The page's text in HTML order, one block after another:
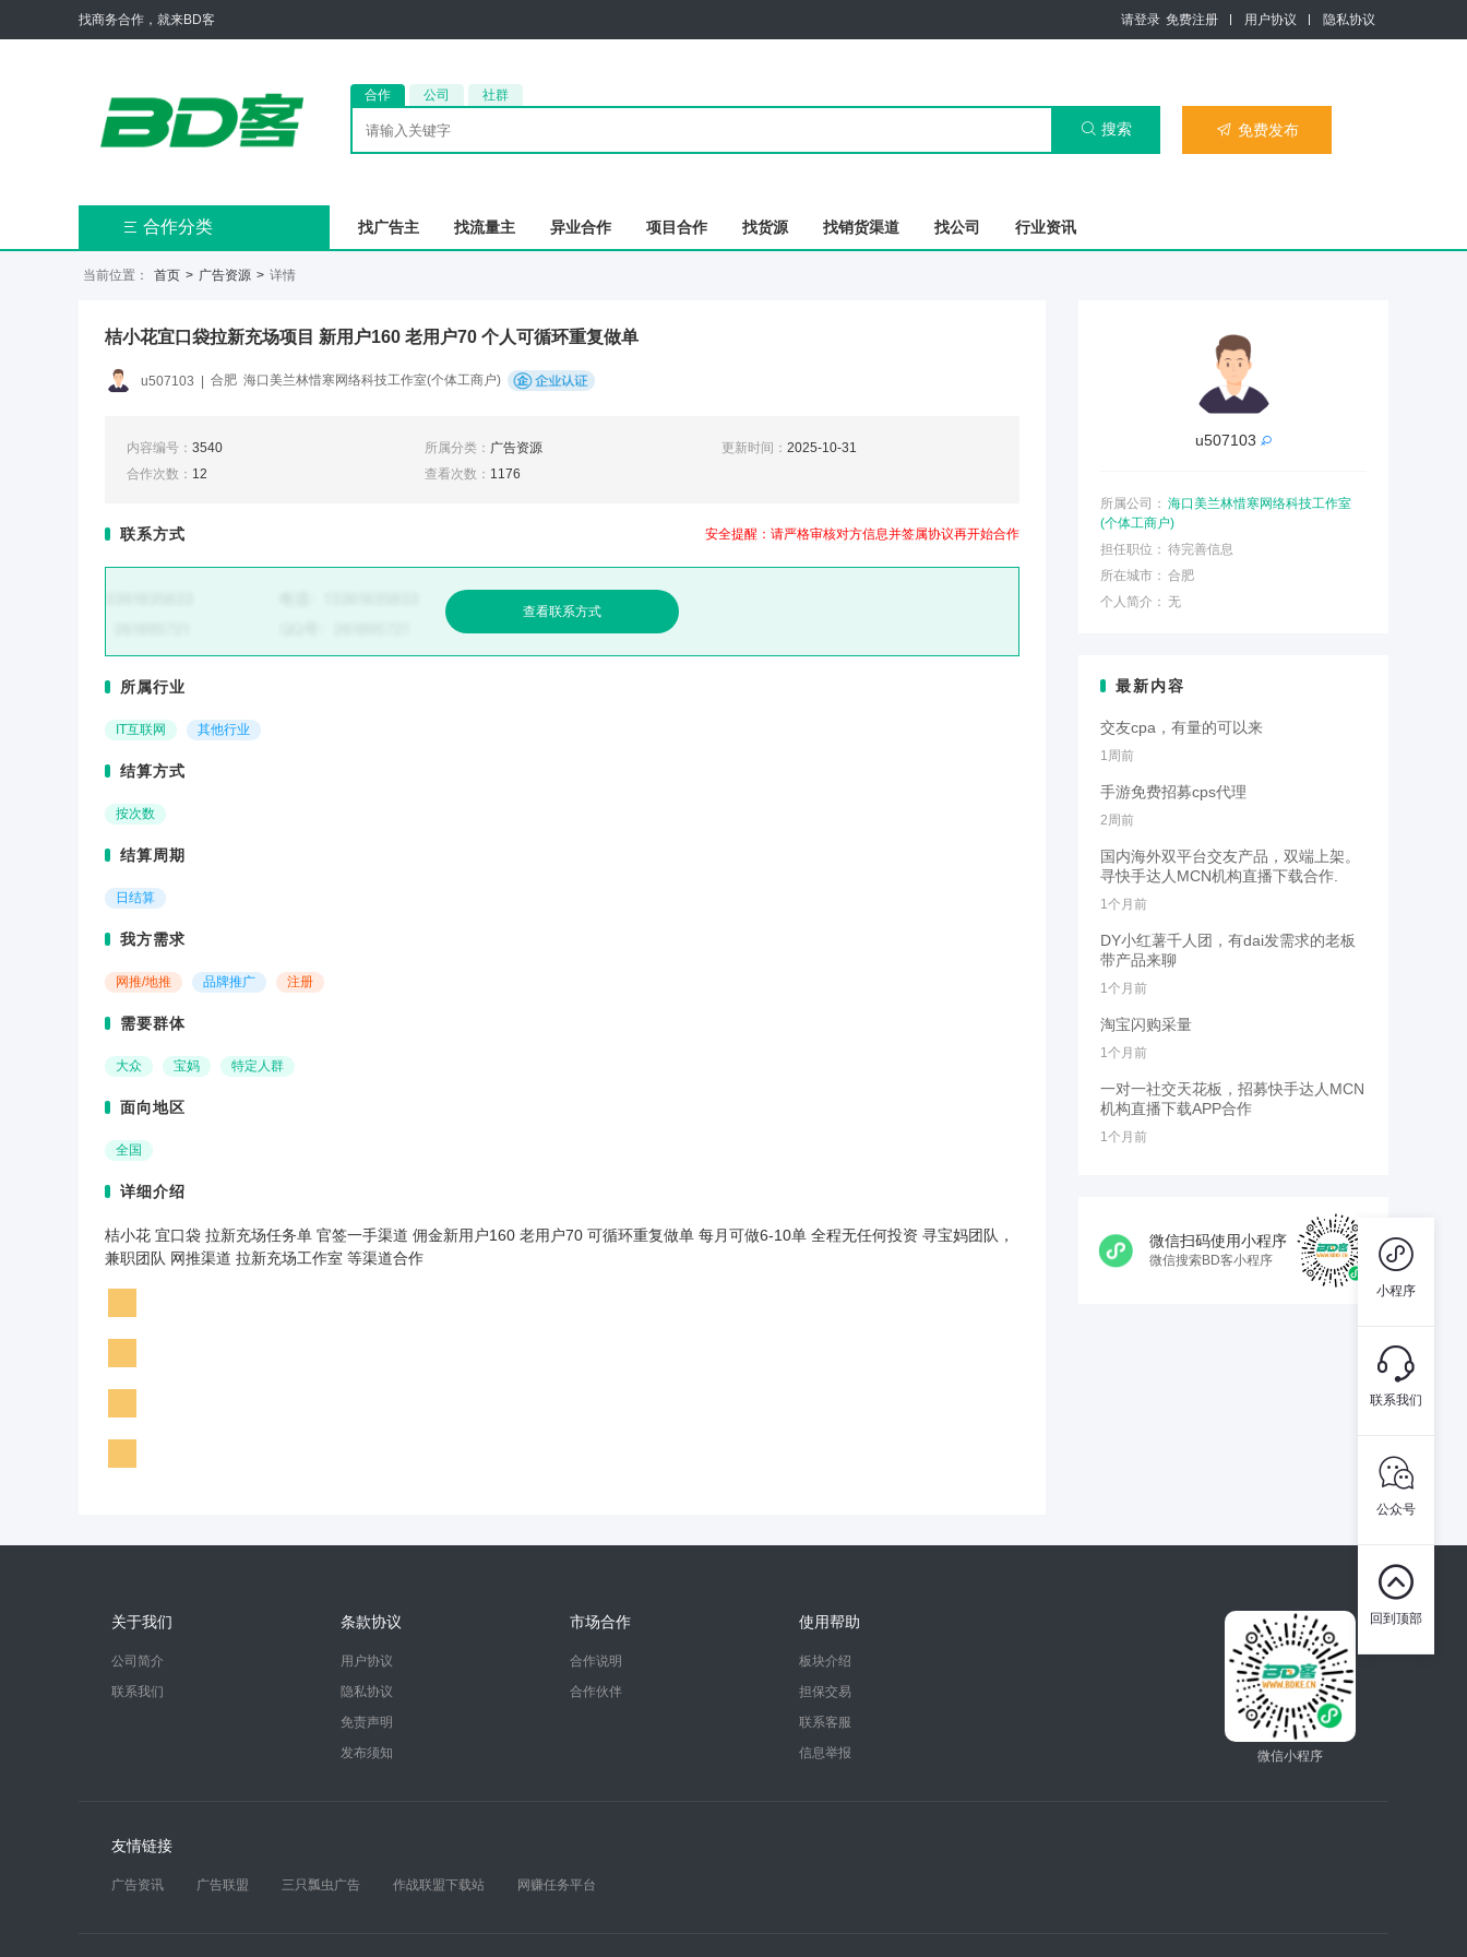
找商务合作，就来BD客 请登录 免费注册 用户协议 隐私协议
合作 公司 社群
 搜索  免费发布
 合作分类 找广告主 找流量主 异业合作 项目合作 找货源 找销货渠道 找公司 行业资讯
当前位置： 首页 > 广告资源 > 详情
桔小花宜口袋拉新充场项目 新用户160 老用户70 个人可循环重复做单
u507103 | 合肥 海口美兰林惜寒网络科技工作室(个体工商户)
内容编号： 3540 所属分类： 广告资源 更新时间：2025-10-31
合作次数： 12 查看次数： 1176
联系方式 安全提醒：请严格审核对方信息并签属协议再开始合作
查看联系方式
所属行业
IT互联网 其他行业
结算方式
按次数
结算周期
日结算
我方需求
网推/地推 品牌推广 注册
需要群体
大众 宝妈 特定人群
面向地区
全国
详细介绍
桔小花 宜口袋 拉新充场任务单 官签一手渠道 佣金新用户160 老用户70 可循环重复做单 每月可做6-10单 全程无任何投资 寻宝妈团队，
兼职团队 网推渠道 拉新充场工作室 等渠道合作
u507103
所属公司： 海口美兰林惜寒网络科技工作室
(个体工商户)
担任职位： 待完善信息
所在城市： 合肥
个人简介： 无
最新内容
交友cpa，有量的可以来
1周前
手游免费招募cps代理
2周前
国内海外双平台交友产品，双端上架。
寻快手达人MCN机构直播下载合作.
1个月前
DY小红薯千人团，有dai发需求的老板
带产品来聊
1个月前
淘宝闪购采量
1个月前
一对一社交天花板，招募快手达人MCN
机构直播下载APP合作
1个月前
微信扫码使用小程序
微信搜索BD客小程序
关于我们
公司简介
联系我们
条款协议
用户协议
隐私协议
免责声明
发布须知
市场合作
合作说明
合作伙伴
使用帮助
板块介绍
担保交易
联系客服
信息举报
微信小程序
友情链接
广告资讯 广告联盟 三只瓢虫广告 作战联盟下载站 网赚任务平台

小程序

联系我们

公众号

回到顶部